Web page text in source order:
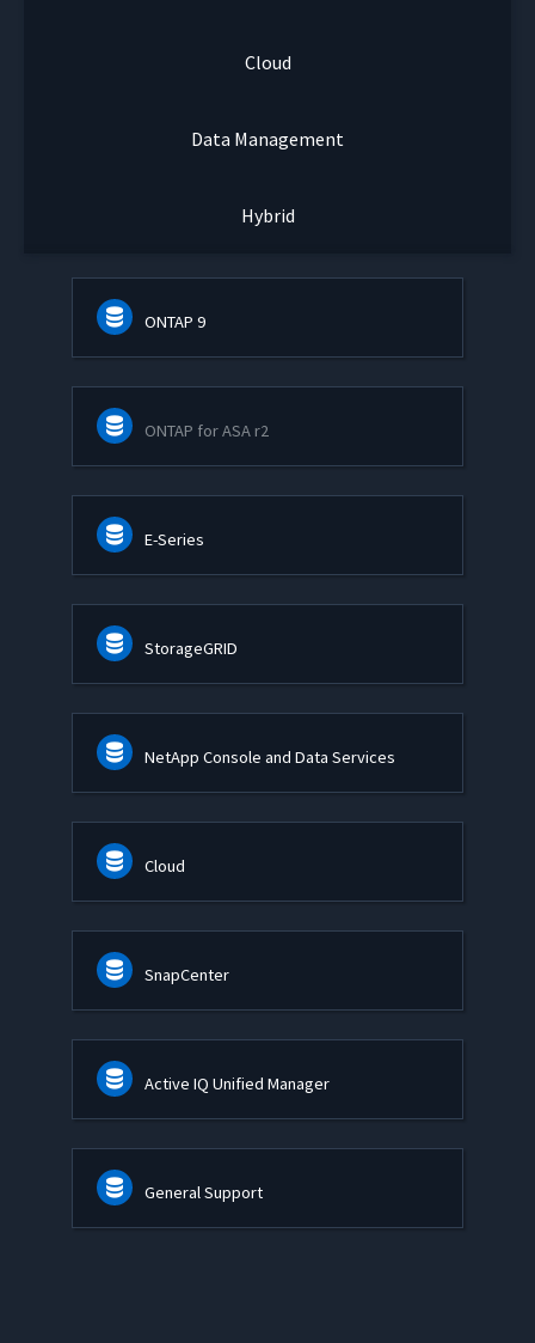
Cloud
Data Management
Hybrid
ONTAP 9
ONTAP for ASA r2
E-Series
StorageGRID
NetApp Console and Data Services
Cloud
SnapCenter
Active IQ Unified Manager
General Support